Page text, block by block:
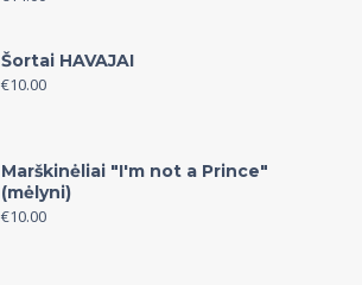
Šortai HAVAJAI
€10.00
Marškinėliai "I'm not a Prince"
(mėlyni)
€10.00